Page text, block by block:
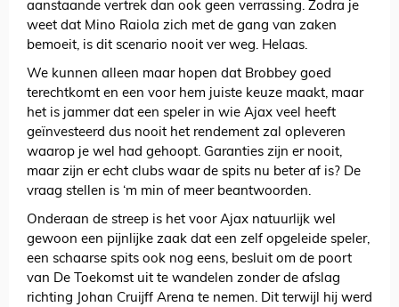
aanstaande vertrek dan ook geen verrassing. Zodra je
weet dat Mino Raiola zich met de gang van zaken
bemoeit, is dit scenario nooit ver weg. Helaas.
We kunnen alleen maar hopen dat Brobbey goed
terechtkomt en een voor hem juiste keuze maakt, maar
het is jammer dat een speler in wie Ajax veel heeft
geïnvesteerd dus nooit het rendement zal opleveren
waarop je wel had gehoopt. Garanties zijn er nooit,
maar zijn er echt clubs waar de spits nu beter af is? De
vraag stellen is ‘m min of meer beantwoorden.
Onderaan de streep is het voor Ajax natuurlijk wel
gewoon een pijnlijke zaak dat een zelf opgeleide speler,
een schaarse spits ook nog eens, besluit om de poort
van De Toekomst uit te wandelen zonder de afslag
richting Johan Cruijff Arena te nemen. Dit terwijl hij werd